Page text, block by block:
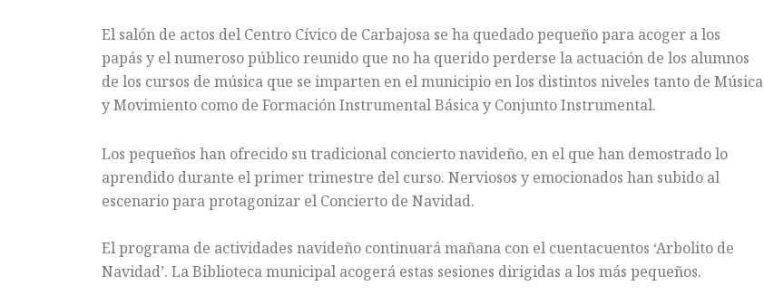
El salón de actos del Centro Cívico de Carbajosa se ha quedado pequeño para acoger a los
papás y el numeroso público reunido que no ha querido perderse la actuación de los alumnos
de los cursos de música que se imparten en el municipio en los distintos niveles tanto de Música
y Movimiento como de Formación Instrumental Básica y Conjunto Instrumental.
Los pequeños han ofrecido su tradicional concierto navideño, en el que han demostrado lo
aprendido durante el primer trimestre del curso. Nerviosos y emocionados han subido al
escenario para protagonizar el Concierto de Navidad.
El programa de actividades navideño continuará mañana con el cuentacuentos ‘Arbolito de
Navidad’. La Biblioteca municipal acogerá estas sesiones dirigidas a los más pequeños.